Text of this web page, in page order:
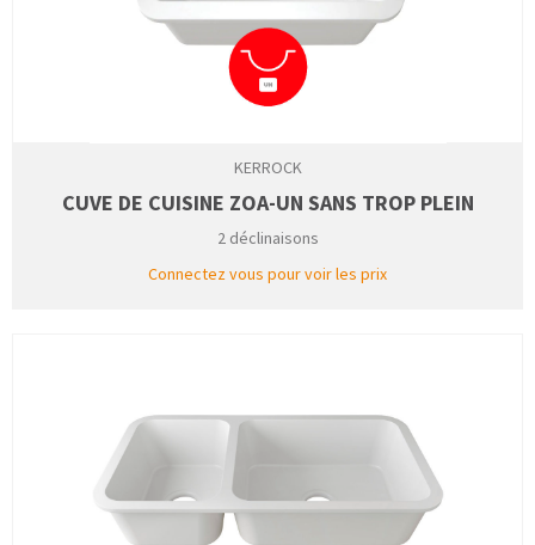
KERROCK
CUVE DE CUISINE ZOA-UN SANS TROP PLEIN
2 déclinaisons
Connectez vous pour voir les prix